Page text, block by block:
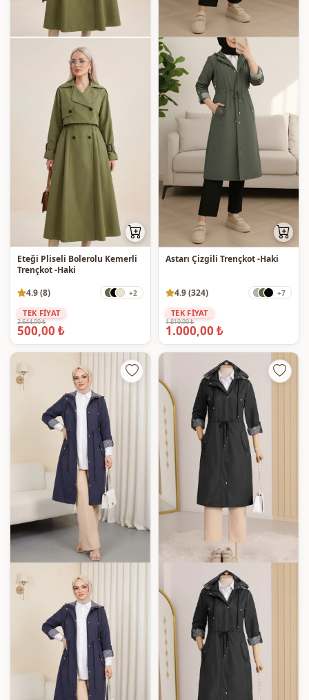
Eteği Pliseli Bolerolu Kemerli
Trençkot -Haki
4.9 (8)
+2
TEK FİYAT
2.644,99 ₺
500,00 ₺
Astarı Çizgili Trençkot -Haki
4.9 (324) +7
TEK FİYAT
1.819,99 ₺
1.000,00 ₺